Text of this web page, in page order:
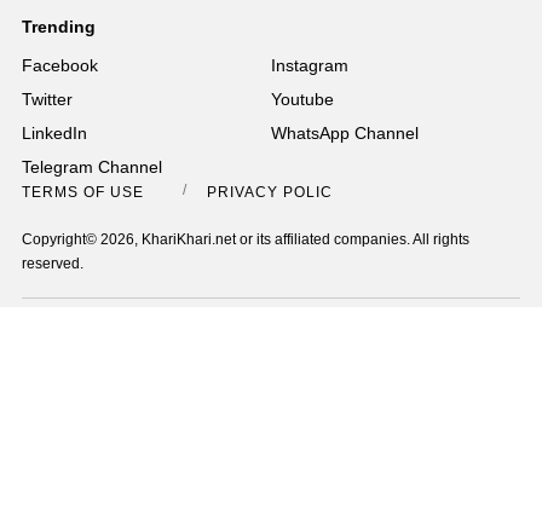
Trending
Facebook
Instagram
Twitter
Youtube
LinkedIn
WhatsApp Channel
Telegram Channel
TERMS OF USE PRIVACY POLICY
Copyright© 2026, KhariKhari.net or its affiliated companies. All rights
reserved.